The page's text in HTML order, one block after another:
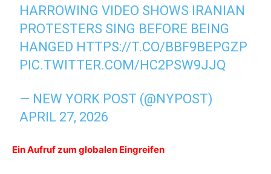
HARROWING VIDEO SHOWS IRANIAN
PROTESTERS SING BEFORE BEING
HANGED HTTPS://T.CO/BBF9BEPGZP
PIC.TWITTER.COM/HC2PSW9JJQ
— NEW YORK POST (@NYPOST)
APRIL 27, 2026
Ein Aufruf zum globalen Eingreifen